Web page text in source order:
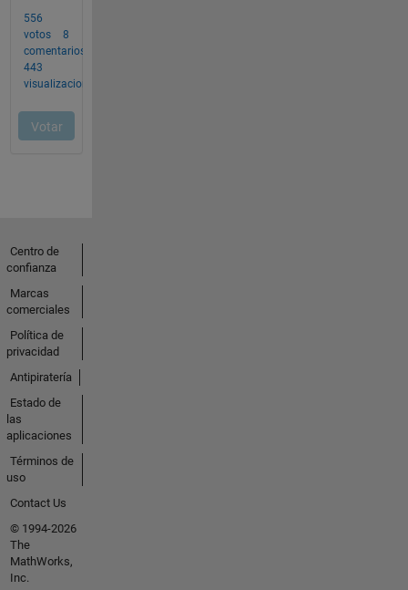
Centro de
confianza
Marcas
comerciales
Política de
privacidad
Antipiratería
Estado de
las
aplicaciones
Términos de
uso
Contact Us
© 1994-2026
The
MathWorks,
Inc.